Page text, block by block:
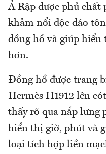
Ả Rập được phủ chất
khảm nổi độc đáo
đồng hồ và giúp
hơn.
Đồng hồ được trang
Hermès H1912 lên
thấy rõ qua nắp lưng
hiển thị giờ, phút và
loại tích hợp liền